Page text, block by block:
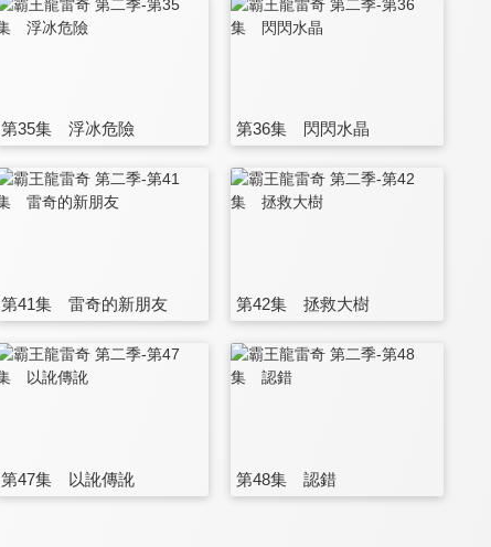
第35集 浮冰危險 第36集 閃閃水晶
第41集 雷奇的新朋友 第42集 拯救大樹
第47集 以訛傳訛 第48集 認錯